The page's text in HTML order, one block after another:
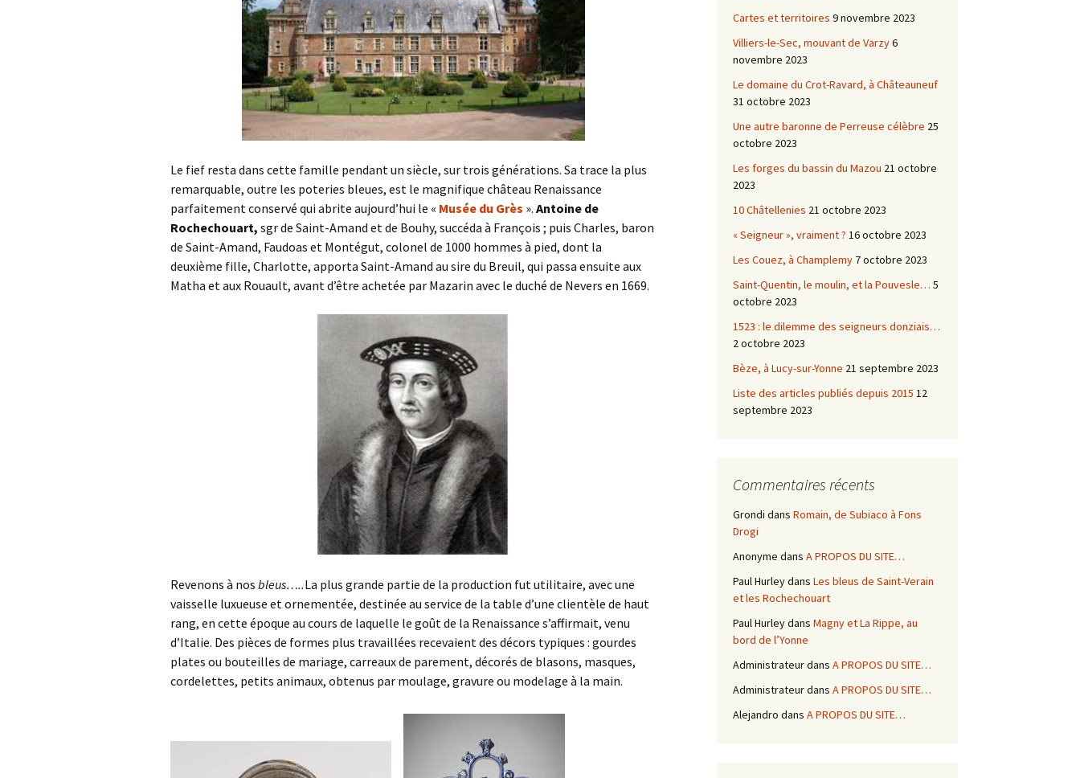
Le fief resta dans cette famille pendant un siècle, sur trois générations. Sa trace la plus
remarquable, outre les poteries bleues, est le magnifique château Renaissance
parfaitement conservé qui abrite aujourd’hui le « Musée du Grès ». Antoine de
Rochechouart, sgr de Saint-Amand et de Bouhy, succéda à François ; puis Charles, baron
de Saint-Amand, Faudoas et Montégut, colonel de 1000 hommes à pied, dont la
deuxième fille, Charlotte, apporta Saint-Amand au sire du Breuil, qui passa ensuite aux
Matha et aux Rouault, avant d’être achetée par Mazarin avec le duché de Nevers en 1669.
Revenons à nos bleus…..La plus grande partie de la production fut utilitaire, avec une
vaisselle luxueuse et ornementée, destinée au service de la table d’une clientèle de haut
rang, en cette époque au cours de laquelle le goût de la Renaissance s’affirmait, venu
d’Italie. Des pièces de formes plus travaillées recevaient des décors typiques : gourdes
plates ou bouteilles de mariage, carreaux de parement, décorés de blasons, masques,
cordelettes, petits animaux, obtenus par moulage, gravure ou modelage à la main.
Cartes et territoires 9 novembre 2023
Villiers-le-Sec, mouvant de Varzy6
novembre 2023
Le domaine du Crot-Ravard, à Châteauneuf
31 octobre 2023
Une autre baronne de Perreuse célèbre 25
octobre 2023
Les forges du bassin du Mazou 21 octobre
2023
10 Châtellenies 21 octobre 2023
« Seigneur », vraiment ? 16 octobre 2023
Les Couez, à Champlemy 7 octobre 2023
Saint-Quentin, le moulin, et la Pouvesle… 5
octobre 2023
1523 : le dilemme des seigneurs donziais…
2 octobre 2023
Bèze, à Lucy-sur-Yonne 21 septembre 2023
Liste des articles publiés depuis 2015 12
septembre 2023
Commentaires récents
Grondi dans Romain, de Subiaco à Fons
Drogi
Anonyme dans A PROPOS DU SITE…
Paul Hurleydans Les bleus de Saint-Verain
et les Rochechouart
Paul Hurleydans Magny et La Rippe, au
bord de l’Yonne
Administrateurdans A PROPOS DU SITE…
Administrateurdans A PROPOS DU SITE…
Alejandro dans A PROPOS DU SITE…